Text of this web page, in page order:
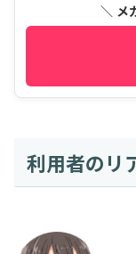
＼ メ
利用者のリ